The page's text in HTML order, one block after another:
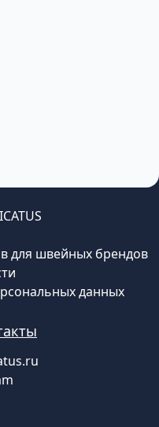
для швейных брендов
данных